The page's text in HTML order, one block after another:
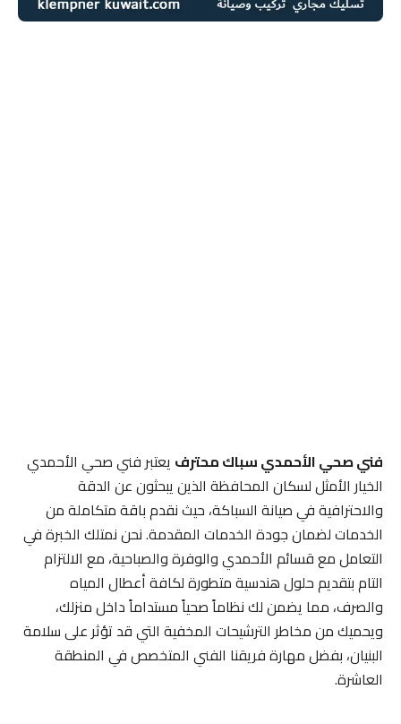
فني صحي الأحمدي سباك محترفيعتبر فني صحي الأحمدي
الخيار الأمثل لسكان المحافظة الذين يبحثون عن الدقة
والاحترافية في صيانة السباكة، حيث نقدم باقة متكاملة من
الخدمات لضمان جودة الخدمات المقدمة. نحن نمتلك الخبرة في
التعامل مع قسائم الأحمدي والوفرة والصباحية، مع الالتزام
التام بتقديم حلول هندسية متطورة لكافة أعطال المياه
والصرف، مما يضمن لك نظاماً صحياً مستداماً داخل منزلك،
ويحميك من مخاطر الترشيحات المخفية التي قد تؤثر على سلامة
البنيان، بفضل مهارة فريقنا الفني المتخصص في المنطقة
العاشرة.